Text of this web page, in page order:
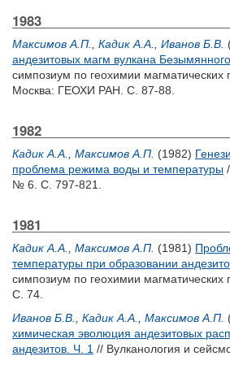
1983
Максимов А.П. Кадик А.А. Иванов Б.В.
андезитовых магм вулкана
симпозиум по геохимии магматических
Москва: ГЕОХИ РАН. С. 87-88.
1982
Кадик А.А. Максимов А.П. (1982)
проблема режима воды и температуры
№ 6. С. 797-821.
1981
Кадик А.А. Максимов А.П. (1981)
температуры при образовании
симпозиум по геохимии магматических
С. 74.
Иванов Б.В.
Кадик А.А. Максимов А.П.
химическая эволюция андезитовых
андезитов. Ч. 1 // Вулканология и